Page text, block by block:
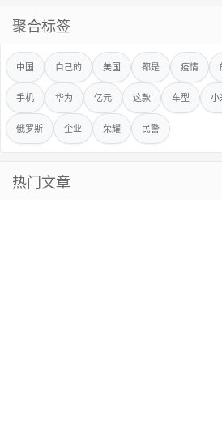
聚合标签
中国 自己的 美国 都是 疫情
手机 华为 亿元 这款 车型 小
俄罗斯 企业 荣耀 民警
热门文章